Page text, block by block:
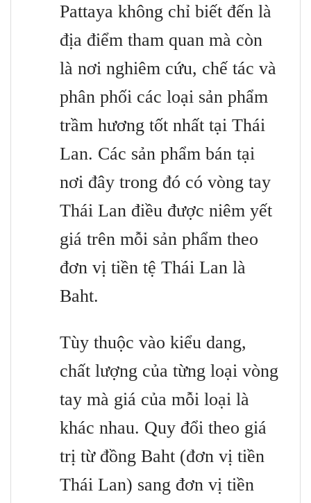
Pattaya không chỉ biết đến là
địa điểm tham quan mà còn
là nơi nghiêm cứu, chế tác và
phân phối các loại sản phẩm
trầm hương tốt nhất tại Thái
Lan. Các sản phẩm bán tại
nơi đây trong đó có vòng tay
Thái Lan điều được niêm yết
giá trên mỗi sản phẩm theo
đơn vị tiền tệ Thái Lan là
Baht.
Tùy thuộc vào kiểu dang,
chất lượng của từng loại vòng
tay mà giá của mỗi loại là
khác nhau. Quy đổi theo giá
trị từ đồng Baht (đơn vị tiền
Thái Lan) sang đơn vị tiền